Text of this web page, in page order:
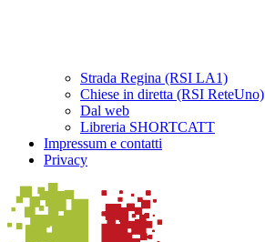
Strada Regina (RSI LA1)
Chiese in diretta (RSI ReteUno)
Dal web
Libreria SHORTCATT
Impressum e contatti
Privacy